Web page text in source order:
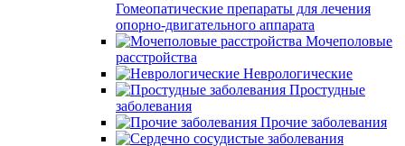
Гомеопатические препараты для лечения
опорно-двигательного аппарата
Мочеполовые
расстройства
Неврологические
Простудные
заболевания
Прочие заболевания